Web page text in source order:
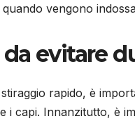
vengono
da evitare
rapido, è
i capi. Innanzitutto, è